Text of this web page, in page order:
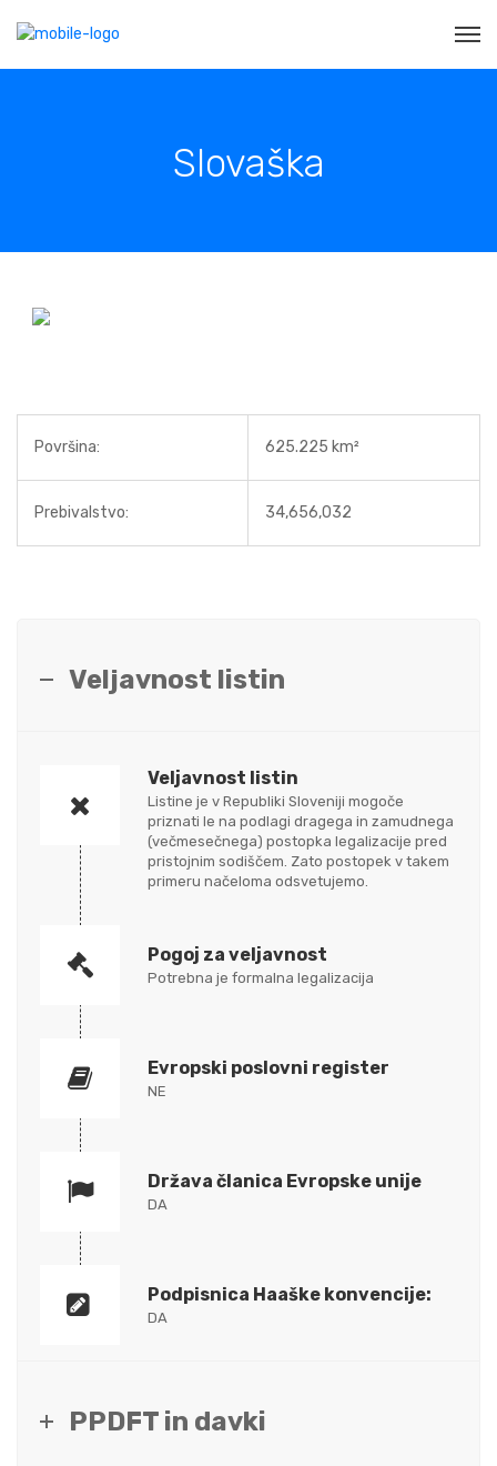
Slovaška
Površina: 625.225 km²
Prebivalstvo: 34,656,032
Veljavnost listin
Veljavnost listin
Listine je v Republiki Sloveniji mogoče
priznati le na podlagi dragega in zamudnega
(večmesečnega) postopka legalizacije pred
pristojnim sodiščem. Zato postopek v takem
primeru načeloma odsvetujemo.
Pogoj za veljavnost
Potrebna je formalna legalizacija
Evropski poslovni register
NE
Država članica Evropske unije
DA
Podpisnica Haaške konvencije:
DA
PPDFT in davki